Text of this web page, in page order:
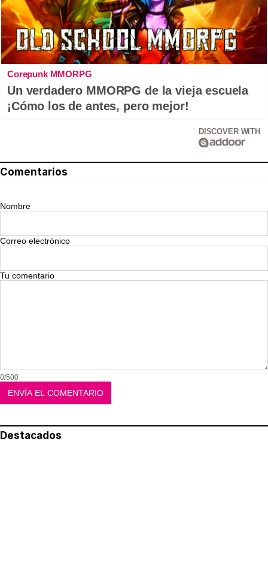
Corepunk MMORPG
Un verdadero MMORPG de la vieja escuela
¡Cómo los de antes, pero mejor!
DISCOVER WITH
Comentarios
Nombre
Correo electrónico
Tu comentario
0/500
Destacados